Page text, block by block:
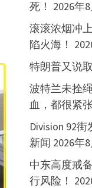
死！ 2026年
滚滚浓烟冲
陷火海！
特朗普又说
波特兰未拴
血，都很紧张
Division 92
新闻 2026年
中东高度戒
行风险！